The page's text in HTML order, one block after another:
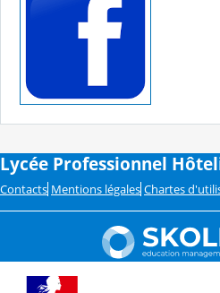
Lycée Professionnel
Contacts Mentions légales Chartes